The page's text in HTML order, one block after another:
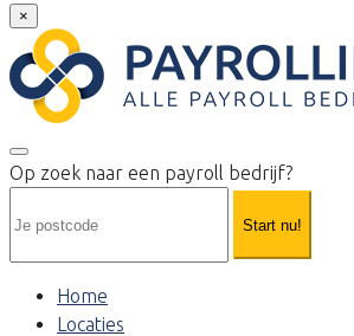
×
Op zoek naar een payroll bedrijf?
Start nu!
Home
Locaties